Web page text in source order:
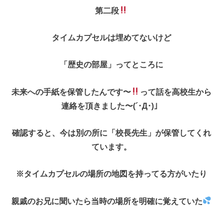
第二段
タイムカプセルは埋めてないけど
「歴史の部屋」ってところに
未来への手紙を保管したんです〜
って話を高校生から
連絡を頂きました〜(´･Д･)」
確認すると、今は別の所に「校長先生」が保管してくれ
ています。
※タイムカプセルの場所の地図を持ってる方がいたり
親戚のお兄に聞いたら当時の場所を明確に覚えていた